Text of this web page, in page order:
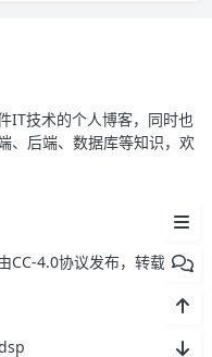
看IT技术的个人博客，同时也
、后端、数据库等知识，欢
CC-4.0协议发布，转载请注